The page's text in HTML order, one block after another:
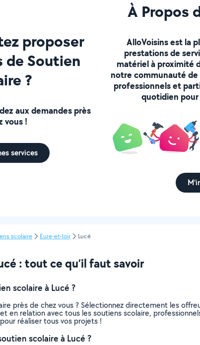
proposer
de Soutien
?
aux demandes près
vous !
services
À Propos
AlloVoisins est la
prestations de
matériel à proximité
notre communauté
professionnels et
quotidien
scolaire Eure-et-loir Lucé
: tout ce qu’il faut savoir
scolaire à Lucé ?
près de chez vous ? Sélectionnez directement les
en relation avec tous les soutiens scolaire,
réaliser tous vos projets !
scolaire à Lucé ?